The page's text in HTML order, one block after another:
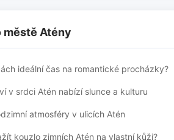
městě Atény
ideální čas na romantické procházky?
v srdci Atén nabízí slunce a kulturu
atmosféry v ulicích Atén
kouzlo zimních Atén na vlastní kůži?